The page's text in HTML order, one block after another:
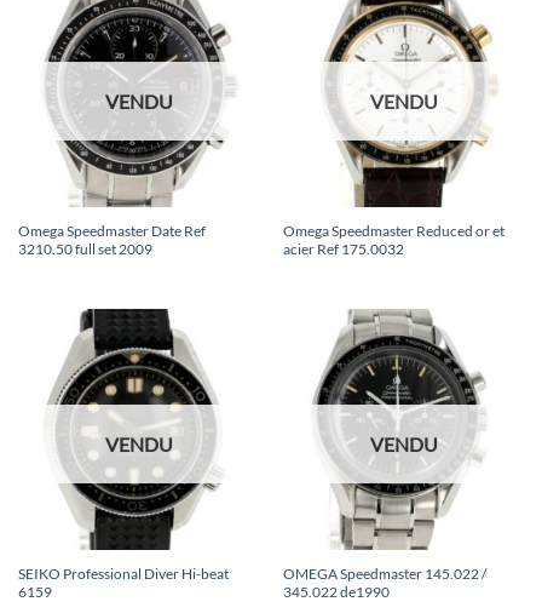
VENDU
Omega Speedmaster Date Ref
3210.50 full set 2009
VENDU
Omega Speedmaster Reduced or et
acier Ref 175.0032
VENDU
SEIKO Professional Diver Hi-beat
6159
VENDU
OMEGA Speedmaster 145.022 /
345.022 de1990